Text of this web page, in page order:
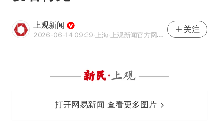
上观新闻
2026-06-14 09:39·上海·上观新闻官方网易号
关注
打开网易新闻 查看更多图片